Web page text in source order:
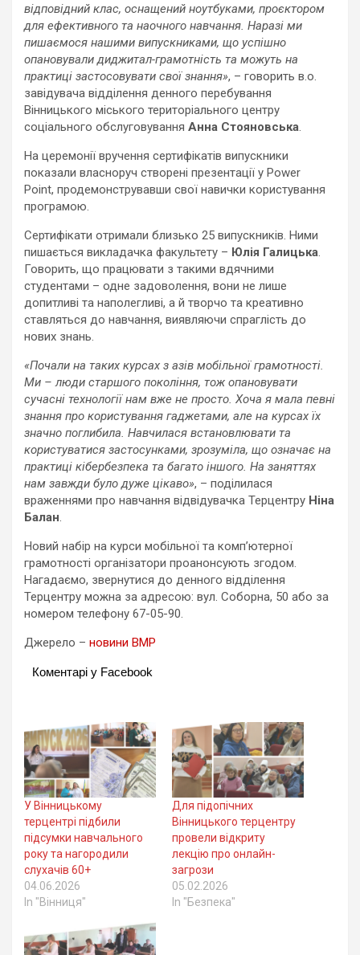
відповідний клас, оснащений ноутбуками, проєктором
для ефективного та наочного навчання. Наразі ми
пишаємося нашими випускниками, що успішно
опановували диджитал-грамотність та можуть на
практиці застосовувати свої знання», – говорить в.о.
завідувача відділення денного перебування
Вінницького міського територіального центру
соціального обслуговування Анна Стояновська.
На церемонії вручення сертифікатів випускники
показали власноруч створені презентації у Power
Point, продемонструвавши свої навички користування
програмою.
Сертифікати отримали близько 25 випускників. Ними
пишається викладачка факультету – Юлія Галицька.
Говорить, що працювати з такими вдячними
студентами – одне задоволення, вони не лише
допитливі та наполегливі, а й творчо та креативно
ставляться до навчання, виявляючи спраглість до
нових знань.
«Почали на таких курсах з азів мобільної грамотності.
Ми – люди старшого покоління, тож опановувати
сучасні технології нам вже не просто. Хоча я мала певні
знання про користування гаджетами, але на курсах їх
значно поглибила. Навчилася встановлювати та
користуватися застосунками, зрозуміла, що означає на
практиці кібербезпека та багато іншого. На заняттях
нам завжди було дуже цікаво», – поділилася
враженнями про навчання відвідувачка Терцентру Ніна
Балан.
Новий набір на курси мобільної та комп’ютерної
грамотності організатори проанонсують згодом.
Нагадаємо, звернутися до денного відділення
Терцентру можна за адресою: вул. Соборна, 50 або за
номером телефону 67-05-90.
Джерело – новини ВМР
Коментарі у Facebook
У Вінницькому
терцентрі підбили
підсумки навчального
року та нагородили
слухачів 60+
04.06.2026
In "Вінниця"
Для підопічних
Вінницького терцентру
провели відкриту
лекцію про онлайн-
загрози
05.02.2026
In "Безпека"